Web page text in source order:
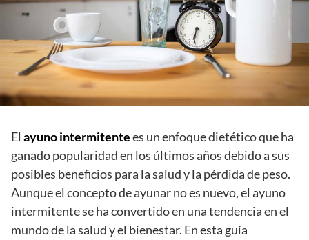
El ayuno intermitentees un enfoque dietético que ha
ganado popularidad en los últimos años debido a sus
posibles beneficios para la salud y la pérdida de peso.
Aunque el concepto de ayunar no es nuevo, el ayuno
intermitente se ha convertido en una tendencia en el
mundo de la salud y el bienestar. En esta guía